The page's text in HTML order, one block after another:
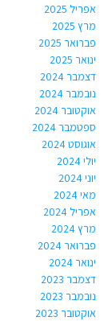
אפריל 2025
מרץ 2025
פברואר 2025
ינואר 2025
דצמבר 2024
נובמבר 2024
אוקטובר 2024
ספטמבר 2024
אוגוסט 2024
יולי 2024
יוני 2024
מאי 2024
אפריל 2024
מרץ 2024
פברואר 2024
ינואר 2024
דצמבר 2023
נובמבר 2023
אוקטובר 2023